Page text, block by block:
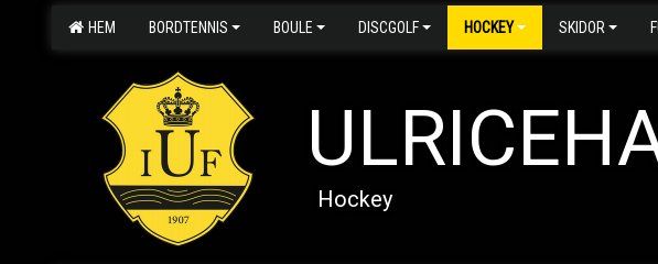
HEM BORDTENNIS BOULE DISCGOLF HOCKEY SKIDOR
Hockey